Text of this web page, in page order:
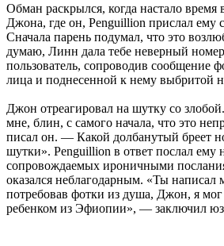
Обман раскрылся, когда настало время
Джона, где он, Penguillion прислал ему
Сначала парень подумал, что это
думаю, Линн дала тебе неверный
пользователь, сопроводив сообщение
лица и поднесенной к нему выбритой
Джон отреагировал на шутку со
мне, блин, с самого начала, что это
писал он. — Какой долбанутый бреет
шутки». Penguillion в ответ послал ему
сопровождаемых ироничными
оказался неблагодарным. «Ты написал
потребовав фотки из душа, Джон, я мог
ребенком из Эфиопии», — заключил